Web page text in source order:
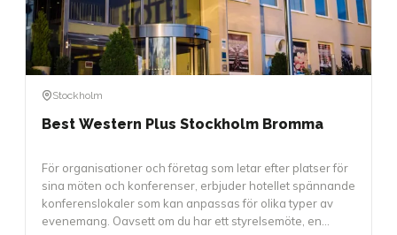
Stockholm
Best Western Plus Stockholm Bromma
För organisationer och företag som letar efter platser för
sina möten och konferenser, erbjuder hotellet spännande
konferenslokaler som kan anpassas för olika typer av
evenemang. Oavsett om du har ett styrelsemöte, en